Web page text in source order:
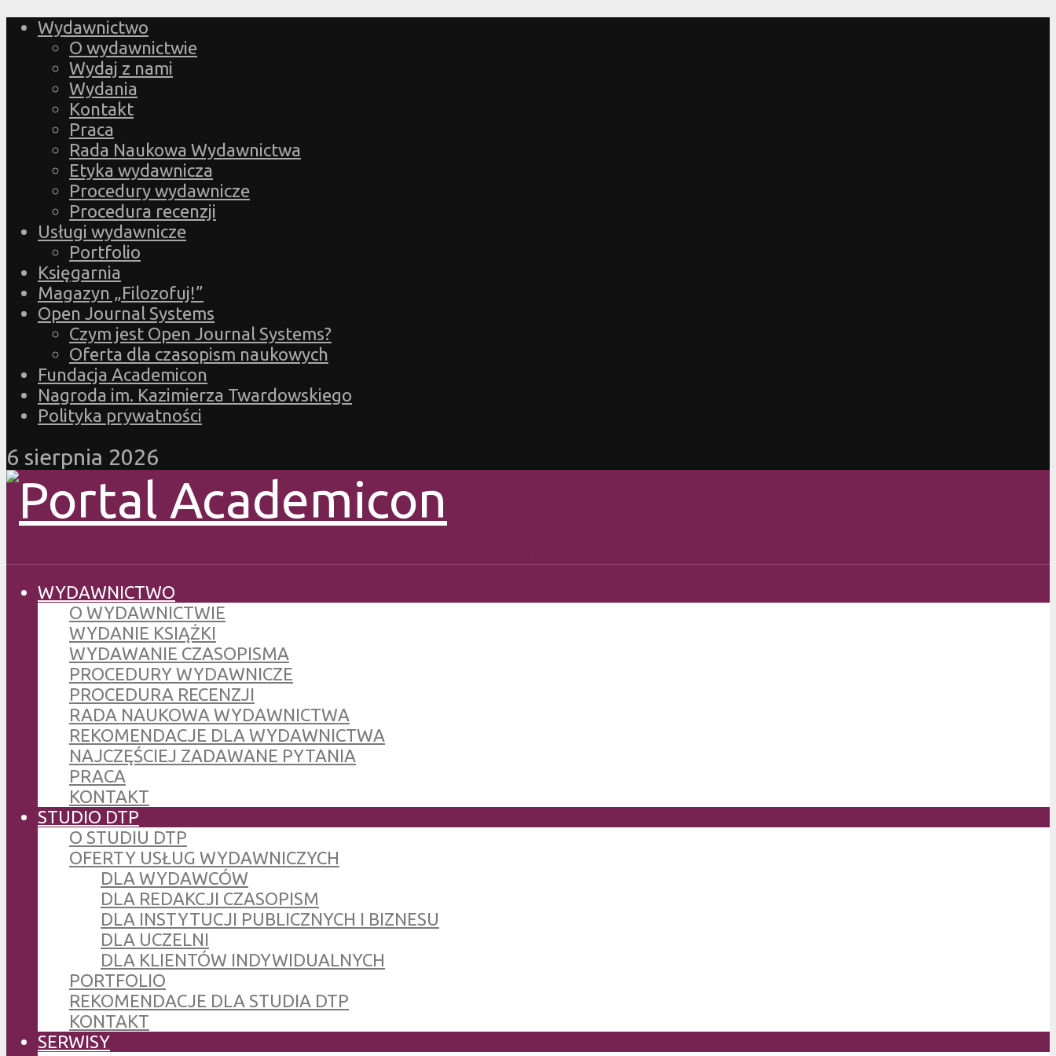
Wydawnictwo
O wydawnictwie
Wydaj z nami
Wydania
Kontakt
Praca
Rada Naukowa Wydawnictwa
Etyka wydawnicza
Procedury wydawnicze
Procedura recenzji
Usługi wydawnicze
Portfolio
Księgarnia
Magazyn „Filozofuj!”
Open Journal Systems
Czym jest Open Journal Systems?
Oferta dla czasopism naukowych
Fundacja Academicon
Nagroda im. Kazimierza Twardowskiego
Polityka prywatności
6 sierpnia 2026
WYDAWNICTWO
O WYDAWNICTWIE
WYDANIE KSIĄŻKI
WYDAWANIE CZASOPISMA
PROCEDURY WYDAWNICZE
PROCEDURA RECENZJI
RADA NAUKOWA WYDAWNICTWA
REKOMENDACJE DLA WYDAWNICTWA
NAJCZĘŚCIEJ ZADAWANE PYTANIA
PRACA
KONTAKT
STUDIO DTP
O STUDIU DTP
OFERTY USŁUG WYDAWNICZYCH
DLA WYDAWCÓW
DLA REDAKCJI CZASOPISM
DLA INSTYTUCJI PUBLICZNYCH I BIZNESU
DLA UCZELNI
DLA KLIENTÓW INDYWIDUALNYCH
PORTFOLIO
REKOMENDACJE DLA STUDIA DTP
KONTAKT
SERWISY